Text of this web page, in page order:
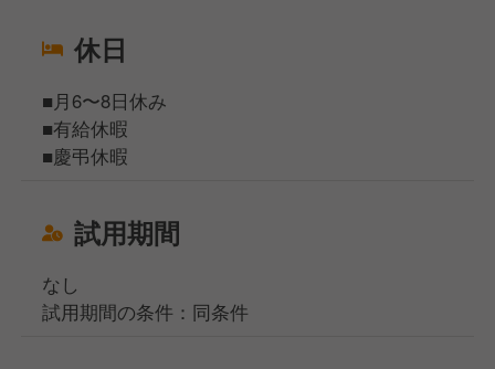
休日
■月6〜8日休み
■有給休暇
■慶弔休暇
試用期間
なし
試用期間の条件：同条件